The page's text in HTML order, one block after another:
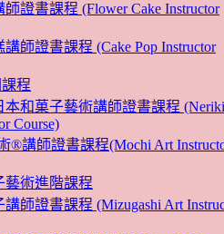
證書課程 (Flower Cake Instructor
師證書課程 (Cake Pop Instructor
程
本和菓子藝術講師證書課程
Course)
®講師證書課程(Mochi Art
藝術進階課程
講師證書課程 (Mizugashi Art